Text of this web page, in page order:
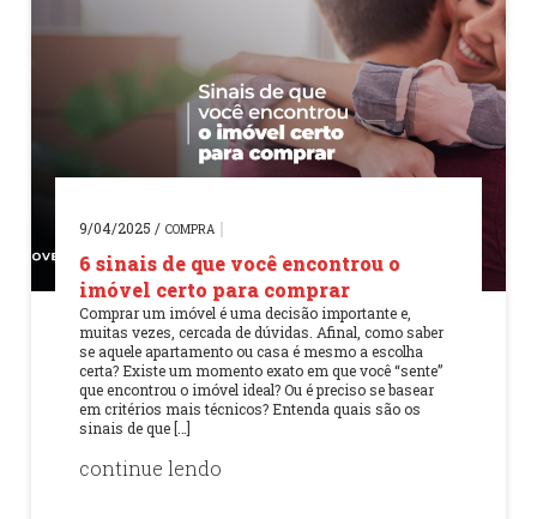
9/04/2025 / COMPRA
6 sinais de que você encontrou o
imóvel certo para comprar
Comprar um imóvel é uma decisão importante e,
muitas vezes, cercada de dúvidas. Afinal, como saber
se aquele apartamento ou casa é mesmo a escolha
certa? Existe um momento exato em que você “sente”
que encontrou o imóvel ideal? Ou é preciso se basear
em critérios mais técnicos? Entenda quais são os
sinais de que […]
continue lendo